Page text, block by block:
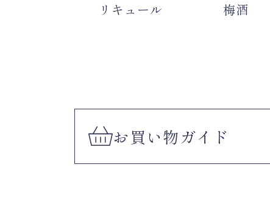
リキュール 梅酒
お買い物ガイド